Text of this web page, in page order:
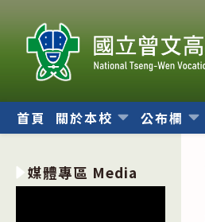
內
首頁 關於本校 公布欄
媒體專區 Media